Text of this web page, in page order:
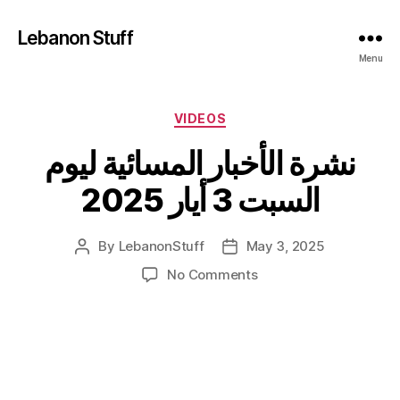
Lebanon Stuff
Menu
Categories
VIDEOS
نشرة الأخبار المسائية ليوم
السبت 3 أيار 2025
Post
By LebanonStuff
PostMay 3, 2025
No Commentson